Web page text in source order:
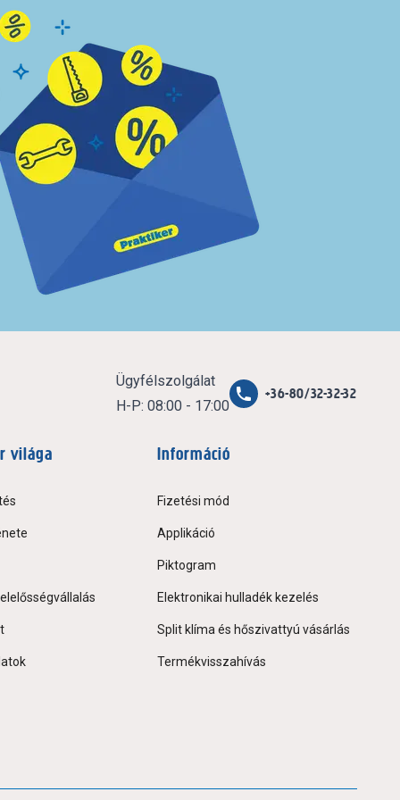
Ügyfélszolgálat
H-P: 08:00 - 17:00
+36-80/32-32-32
világa Információ
Fizetési mód
Applikáció
Piktogram
Elektronikai hulladék kezelés
Split klíma és hőszivattyú vásárlás
Termékvisszahívás